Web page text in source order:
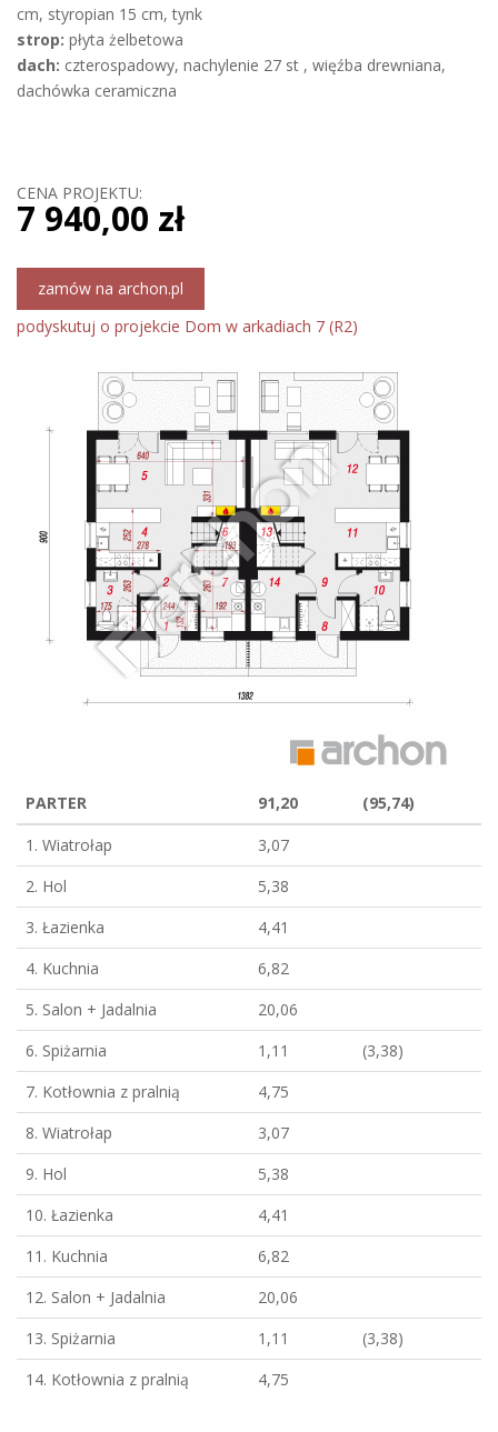
cm, styropian 15 cm, tynk
strop: płyta żelbetowa
dach: czterospadowy, nachylenie 27 st , więźba drewniana,
dachówka ceramiczna
CENA PROJEKTU:
7 940,00 zł
zamów na archon.pl
podyskutuj o projekcie Dom w arkadiach 7 (R2)
PARTER 91,20
(95,74)
1. Wiatrołap
3,07
2. Hol
5,38
3. Łazienka
4,41
4. Kuchnia
6,82
5. Salon + Jadalnia
20,06
6. Spiżarnia
1,11
(3,38)
7. Kotłownia z pralnią
4,75
8. Wiatrołap
3,07
9. Hol
5,38
10. Łazienka
4,41
11. Kuchnia
6,82
12. Salon + Jadalnia
20,06
13. Spiżarnia
1,11
(3,38)
14. Kotłownia z pralnią
4,75